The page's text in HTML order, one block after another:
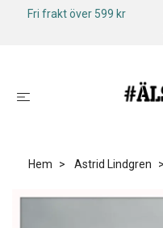
Fri frakt över 599 kr
Hem Astrid Lindgren